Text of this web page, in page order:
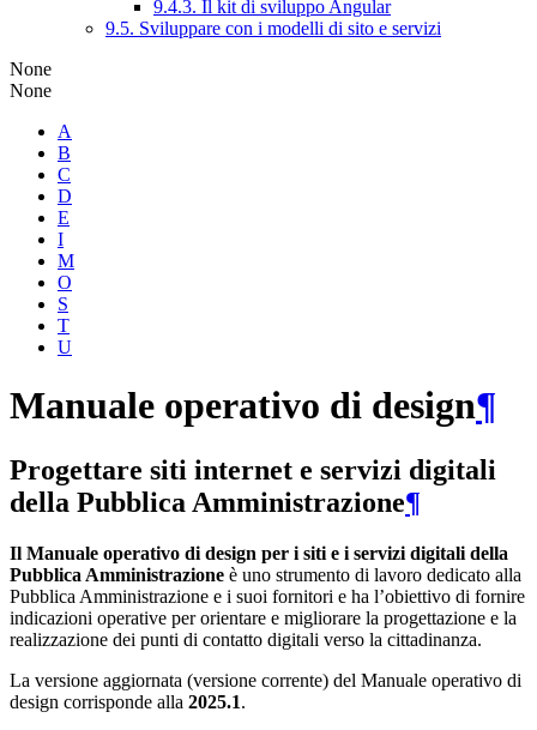
9.4.3. Il kit di sviluppo Angular
9.5. Sviluppare con i modelli di sito e servizi
None
None
A
B
C
D
E
I
M
O
S
T
U
Manuale operativo di design¶
Progettare siti internet e servizi digitali
della Pubblica Amministrazione¶
Il Manuale operativo di design per i siti e i servizi digitali della
Pubblica Amministrazione è uno strumento di lavoro dedicato alla
Pubblica Amministrazione e i suoi fornitori e ha l’obiettivo di fornire
indicazioni operative per orientare e migliorare la progettazione e la
realizzazione dei punti di contatto digitali verso la cittadinanza.
La versione aggiornata (versione corrente) del Manuale operativo di
design corrisponde alla 2025.1.